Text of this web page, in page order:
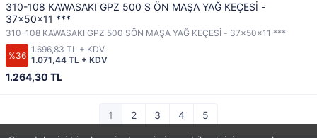
310-108 KAWASAKI GPZ 500 S ÖN MAŞA YAĞ KEÇESİ -
37x50x11 ***
310-108 KAWASAKI GPZ 500 SÖN MAŞA YAĞ KEÇESİ - 37x50x11 ***
%36
1.264,30 TL
1.071,44 TL + KDV
1.696,83 TL + KDV
1 2 3 4 5